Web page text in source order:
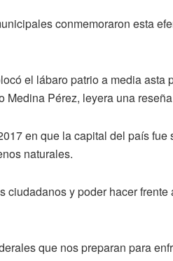
conmemoraron esta
el lábaro patrio a media asta
Pérez, leyera una
en que la capital del país
naturales.
y poder hacer
que nos preparan para